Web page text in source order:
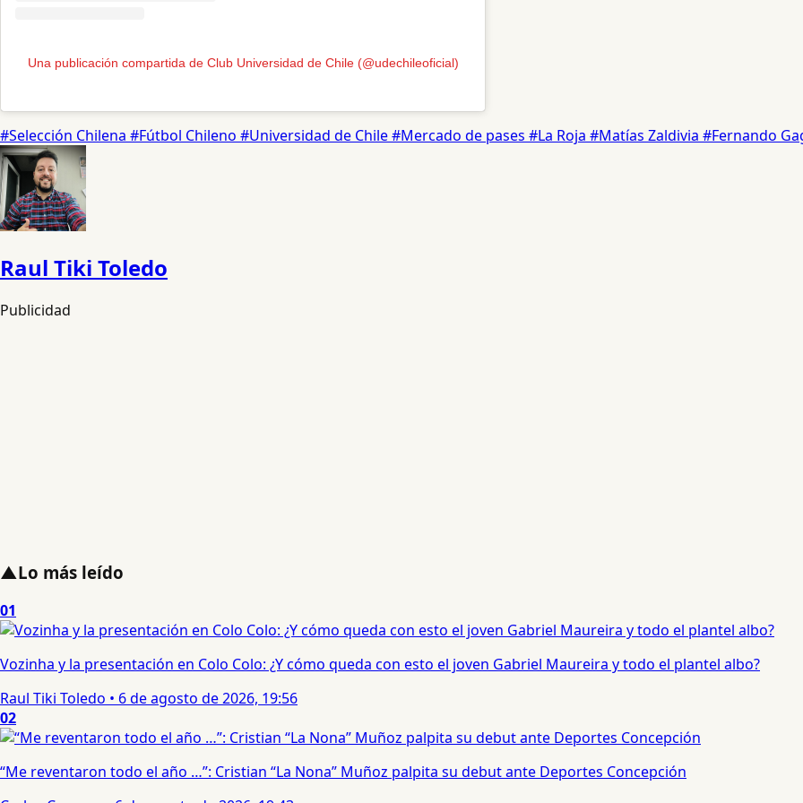
Una publicación compartida de Club Universidad de Chile (@udechileoficial)
#Selección Chilena #Fútbol Chileno #Universidad de Chile#Mercado de pases #La Roja #Matías Zaldivia #Fernando
Raul Tiki Toledo
Publicidad
▲Lo más leído
01
Vozinha y la presentación en Colo Colo: ¿Y cómo queda con esto el joven Gabriel Maureira y todo el plantel albo?
Raul Tiki Toledo • 6 de agosto de 2026, 19:56
02
“Me reventaron todo el año …”: Cristian “La Nona” Muñoz palpita su debut ante Deportes Concepción